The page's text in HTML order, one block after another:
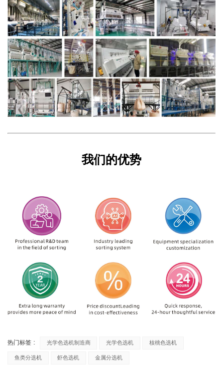
我们的优势
热门标签 : 光学色选机制造商 光学色选机
核桃色选机
鱼类分选机
虾色选机 金属分选机